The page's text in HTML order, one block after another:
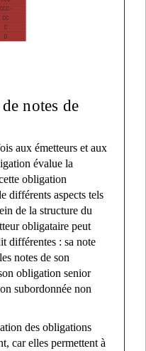
notes de
aux émetteurs et aux
évalue la
obligation
différents aspects tels
de la structure du
obligataire peut
différentes : sa note
notes de son
obligation senior
subordonnée non
des obligations
car elles permettent à